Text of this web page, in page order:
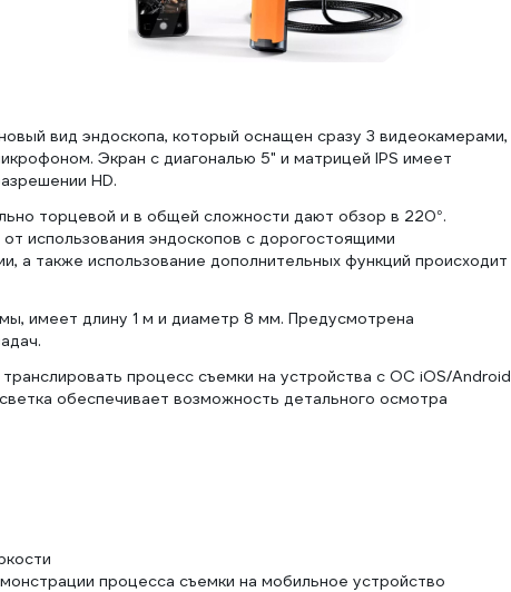
вид эндоскопа, который оснащен сразу 3 видеокамерами,
Экран с диагональю 5" и матрицей IPS имеет
HD.
торцевой и в общей сложности дают обзор в 220°.
использования эндоскопов c дорогостоящими
также использование дополнительных функций происходит
имеет длину 1 м и диаметр 8 мм. Предусмотрена
процесс съемки на устройства с ОС iOS/Android
обеспечивает возможность детального осмотра
процесса съемки на мобильное устройство